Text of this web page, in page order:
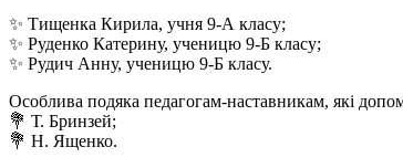
✨ Тищенка Кирила, учня 9-А класу;
✨ Руденко Катерину, ученицю 9-Б класу;
✨ Рудич Анну, ученицю 9-Б класу.
Особлива подяка педагогам-наставникам, які
💐 Т. Бринзей;
💐 Н. Ященко.